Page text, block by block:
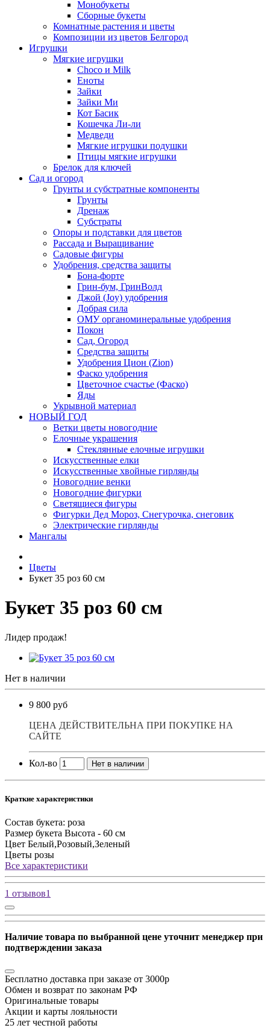
Монобукеты
Сборные букеты
Комнатные растения и цветы
Композиции из цветов Белгород
Игрушки
Мягкие игрушки
Choco и Milk
Еноты
Зайки
Зайки Ми
Кот Басик
Кошечка Ли-ли
Медведи
Мягкие игрушки подушки
Птицы мягкие игрушки
Брелок для ключей
Сад и огород
Грунты и субстратные компоненты
Грунты
Дренаж
Субстраты
Опоры и подставки для цветов
Рассада и Выращивание
Садовые фигуры
Удобрения, средства защиты
Бона-форте
Грин-бум, ГринВолд
Джой (Joy) удобрения
Добрая сила
ОМУ органоминеральные удобрения
Покон
Сад, Огород
Средства защиты
Удобрения Цион (Zion)
Фаско удобрения
Цветочное счастье (Фаско)
Яды
Укрывной материал
НОВЫЙ ГОД
Ветки цветы новогодние
Елочные украшения
Стеклянные елочные игрушки
Искусственные елки
Искусственные хвойные гирлянды
Новогодние венки
Новогодние фигурки
Светящиеся фигуры
Фигурки Дед Мороз, Снегурочка, снеговик
Электрические гирлянды
Мангалы
Цветы
Букет 35 роз 60 см
Букет 35 роз 60 см
Лидер продаж!
Нет в наличии
9 800 руб
ЦЕНА ДЕЙСТВИТЕЛЬНА ПРИ ПОКУПКЕ НА
САЙТЕ
Кол-во Нет в наличии
Краткие характеристики
Состав букета: роза
Размер букета Высота - 60 см
Цвет Белый,Розовый,Зеленый
Цветы розы
Все характеристики
1 отзывов1
Наличие товара по выбранной цене уточнит менеджер при
подтверждении заказа
Бесплатно доставка при заказе от 3000р
Обмен и возврат по законам РФ
Оригинальные товары
Акции и карты лояльности
25 лет честной работы